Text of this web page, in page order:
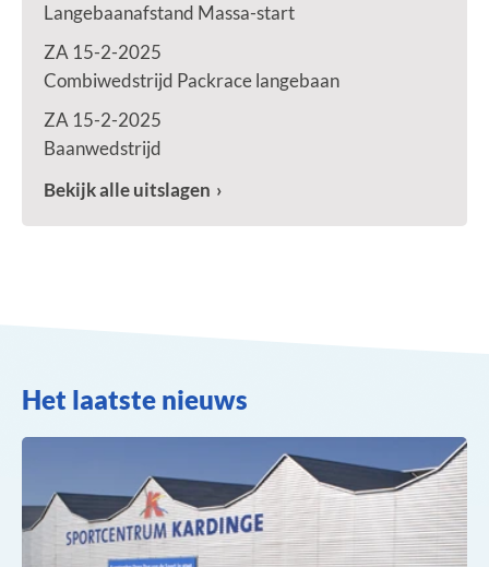
Langebaanafstand Massa-start
ZA 15-2-2025
Combiwedstrijd Packrace langebaan
ZA 15-2-2025
Baanwedstrijd
Bekijk alle uitslagen
Het laatste nieuws